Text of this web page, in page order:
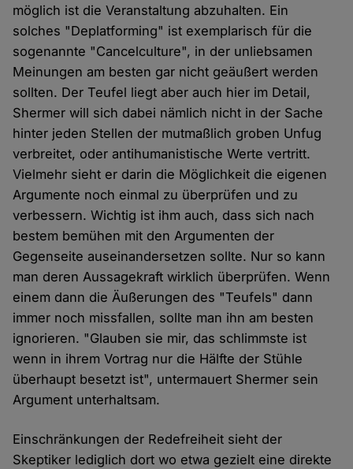
möglich ist die Veranstaltung abzuhalten. Ein
solches "Deplatforming" ist exemplarisch für die
sogenannte "Cancelculture", in der unliebsamen
Meinungen am besten gar nicht geäußert werden
sollten. Der Teufel liegt aber auch hier im Detail,
Shermer will sich dabei nämlich nicht in der Sache
hinter jeden Stellen der mutmaßlich groben Unfug
verbreitet, oder antihumanistische Werte vertritt.
Vielmehr sieht er darin die Möglichkeit die eigenen
Argumente noch einmal zu überprüfen und zu
verbessern. Wichtig ist ihm auch, dass sich nach
bestem bemühen mit den Argumenten der
Gegenseite auseinandersetzen sollte. Nur so kann
man deren Aussagekraft wirklich überprüfen. Wenn
einem dann die Äußerungen des "Teufels" dann
immer noch missfallen, sollte man ihn am besten
ignorieren. "Glauben sie mir, das schlimmste ist
wenn in ihrem Vortrag nur die Hälfte der Stühle
überhaupt besetzt ist", untermauert Shermer sein
Argument unterhaltsam.
Einschränkungen der Redefreiheit sieht der
Skeptiker lediglich dort wo etwa gezielt eine direkte